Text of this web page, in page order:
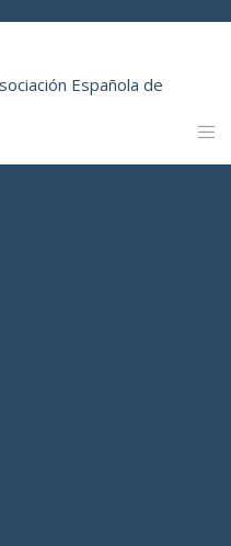
Española de